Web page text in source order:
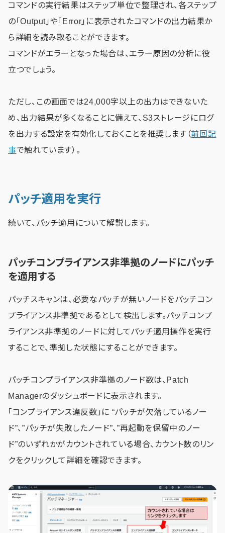
コマンドの実行結果はステップ単位で整理され、各ステップ
の「Output」や「Error」に表示されたコマンドの出力結果か
ら詳細を読み取ることができます。
コマンドがエラーとなった場合は、エラー原因の分析に役
立つでしょう。
ただし、この画面では24,000字以上の出力はできないた
め、出力結果が多くなることに備えて、S3ストレージにログ
を出力する設定を有効化しておくことを推奨します（前回記
事で触れています）。
パッチ適用を実行
続いて、パッチ適用について解説します。
パッチコンプライアンス非準拠のノードにパッチ
を適用する
パッチスキャンは、必要なパッチが無いノードをパッチコン
プライアンス非準拠であるとして検出します。パッチコンプ
ライアンス非準拠のノードに対してパッチ適用操作を実行
することで、準拠した状態にすることができます。
パッチコンプライアンス非準拠のノード数は、Patch
Managerのダッシュボードに表示されます。
「コンプライアンス違反数」に “パッチが欠落しているノー
ド”、”パッチが失敗したノード”、”再起動を保留中のノー
ド”のいずれかがカウントされている場合、カウント数のリン
クをクリックして詳細を確認できます。